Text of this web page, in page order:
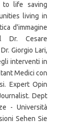
to life saving
living in
d'immagine
Dr. Cesare
Giorgio Lari,
interventi in
Medici con
Expert Opin
Dept
- Università
Sehen Sie